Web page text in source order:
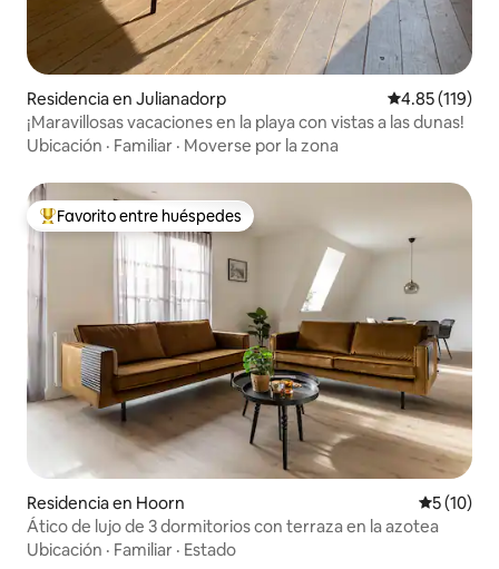
Residencia en Julianadorp Calificación
4.85 (119)
¡Maravillosas vacaciones en la playa con vistas a las dunas!
Ubicación · Familiar · Moverse por la zona
De los mejores en Favorito entre huéspedes
Favorito entre huéspedes
Residencia en Hoorn
5 (10)
Ático de lujo de 3 dormitorios con terraza en la azotea
Ubicación · Familiar · Estado